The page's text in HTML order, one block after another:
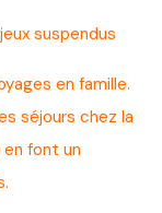
suspendus
en famille.
séjours chez la
font un